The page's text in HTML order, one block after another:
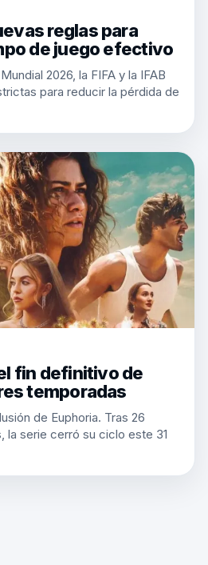
reglas para
de juego efectivo
2026, la FIFA y la IFAB
para reducir la pérdida de
fin definitivo de
temporadas
de Euphoria. Tras 26
la serie cerró su ciclo este 31